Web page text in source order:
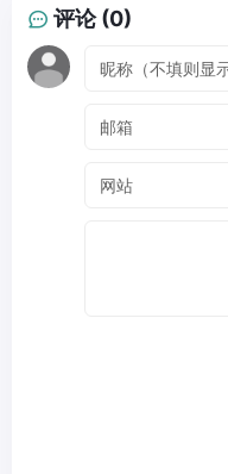
评论 (0)